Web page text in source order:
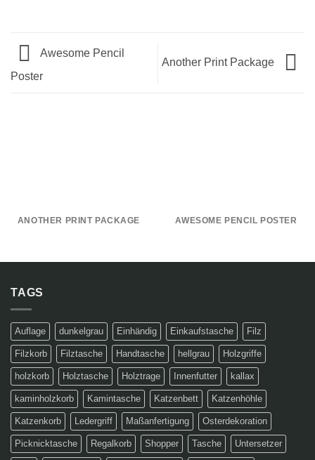
Awesome Pencil
Poster
Another Print Package
ANOTHER PRINT PACKAGE AWESOME PENCIL POSTER
TAGS
Auflage dunkelgrau Einhändig Einkaufstasche Filz
Filzkorb Filztasche Handtasche hellgrau Holzgriffe
holzkorb Holztasche Holztrage Innenfutter kallax
kaminholzkorb Kamintasche Katzenbett Katzenhöhle
Katzenkorb Ledergriff Maßanfertigung Osterdekoration
Picknicktasche Regalkorb Shopper Tasche Untersetzer